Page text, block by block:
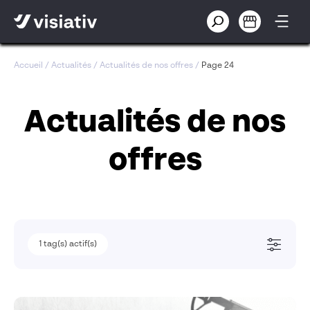
Accueil / Actualités / Actualités de nos offres / Page 24
Actualités de nos
offres
1 tag(s) actif(s)
1 tag(s) actif(s)